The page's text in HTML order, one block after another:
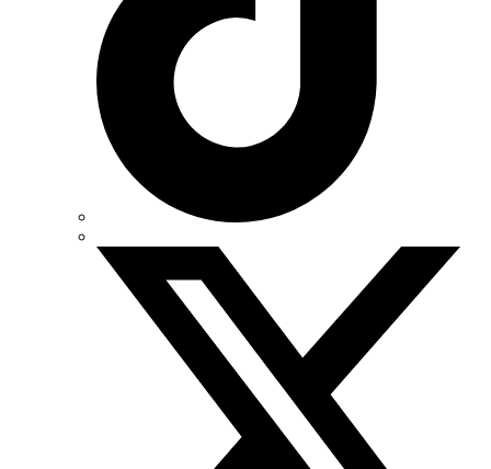
АСКО-УКРЕМ (Украина)
Билмакс
Запорожский завод цветных металлов (ЗЗЦМ)
Каблекс Одесса
Мегомметр (Украина)
Новатек-Электро (Украина)
Одескабель Одесский кабельный завод
Промфактор
Укрэнерго-Альянс (Украина)